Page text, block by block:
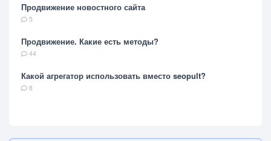
Продвижение новостного сайта
5
Продвижение. Какие есть методы?
44
Какой агрегатор использовать вместо seopult?
8